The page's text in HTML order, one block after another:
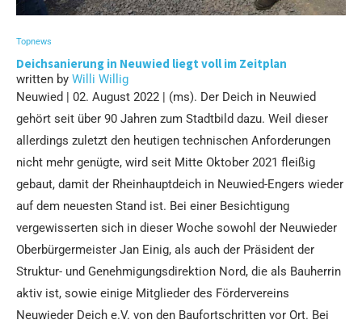
Topnews
Deichsanierung in Neuwied liegt voll im Zeitplan
written by Willi Willig
Neuwied | 02. August 2022 | (ms). Der Deich in Neuwied
gehört seit über 90 Jahren zum Stadtbild dazu. Weil dieser
allerdings zuletzt den heutigen technischen Anforderungen
nicht mehr genügte, wird seit Mitte Oktober 2021 fleißig
gebaut, damit der Rheinhauptdeich in Neuwied-Engers wieder
auf dem neuesten Stand ist. Bei einer Besichtigung
vergewisserten sich in dieser Woche sowohl der Neuwieder
Oberbürgermeister Jan Einig, als auch der Präsident der
Struktur- und Genehmigungsdirektion Nord, die als Bauherrin
aktiv ist, sowie einige Mitglieder des Fördervereins
Neuwieder Deich e.V. von den Baufortschritten vor Ort. Bei